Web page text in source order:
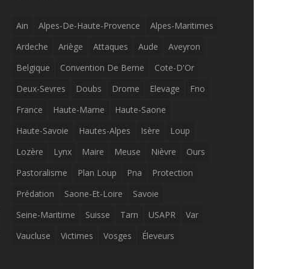
Ain Alpes-De-Haute-Provence
Alpes-Maritimes
Ardeche
Ariège Attaques Aude
Aveyron
Belgique
Convention De Berne
Cote-D'Or
Deux-Sevres
Doubs Drome Elevage
Fno
France
Haute-Marne
Haute-Saone
Haute-Savoie
Hautes-Alpes Isère
Loup
Lozère
Lynx Maire Meuse Nièvre
Ours
Pastoralisme
Plan Loup Pna
Protection
Prédation
Saone-Et-Loire
Savoie
Seine-Maritime
Suisse Tarn USAPR
Var
Vaucluse
Victimes Vosges Éleveurs